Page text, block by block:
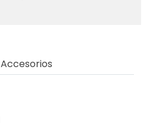
Accesorios